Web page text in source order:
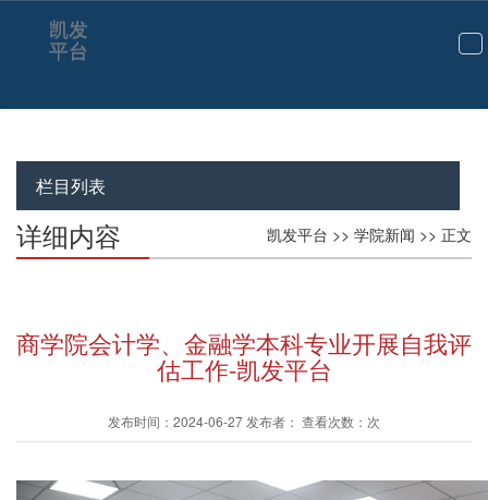
切
航
凯发
平台
栏目列表
凯发平台 >> 学院新闻 >> 正文
详细内容
商学院会计学、金融学本科专业开展自我评
估工作-凯发平台
发布时间：2024-06-27 发布者： 查看次数：次